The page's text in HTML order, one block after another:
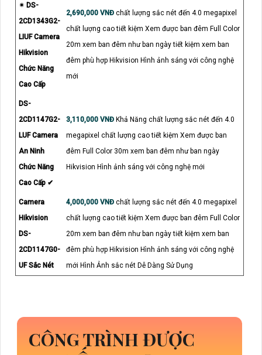
✴ DS-
2CD1343G2-
LIUF Camera
Hikvision
Chức Năng
Cao Cấp
2,690,000 VNĐ chất lượng sắc nét đến 4.0 megapixel
chất lượng cao tiết kiệm Xem được ban đêm Full Color
20m xem ban đêm như ban ngày tiết kiệm xem ban
đêm phù hợp Hikvision Hình ảnh sáng với công nghệ
mới
DS-
2CD1147G2-
LUF Camera
An Ninh
Chức Năng
Cao Cấp ✔
3,110,000 VNĐ Khả Năng chất lượng sắc nét đến 4.0
megapixel chất lượng cao tiết kiệm Xem được ban
đêm Full Color 30m xem ban đêm như ban ngày
Hikvision Hình ảnh sáng với công nghệ mới
Camera
Hikvision
DS-
2CD1147G0-
UF Sắc Nét
4,000,000 VNĐ chất lượng sắc nét đến 4.0 megapixel
chất lượng cao tiết kiệm Xem được ban đêm Full Color
20m xem ban đêm như ban ngày tiết kiệm xem ban
đêm phù hợp Hikvision Hình ảnh sáng với công nghệ
mới Hình Ảnh sắc nét Dễ Dàng Sử Dụng
CÔNG TRÌNH ĐƯỢC